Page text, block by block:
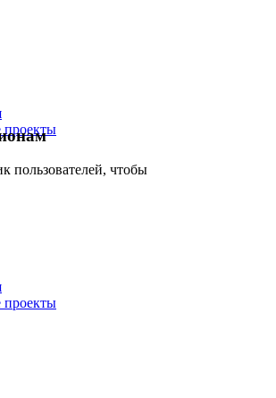
пользователей, чтобы
проекты
проекты